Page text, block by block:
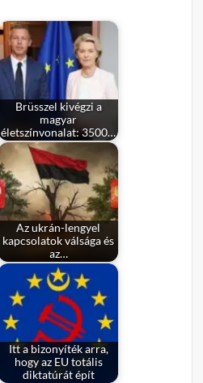
Brüsszel kivégzi a
magyar
életszínvonalat: 3500…
Az ukrán-lengyel
kapcsolatok válsága és
az…
Itt a bizonyíték arra,
hogy az EU totális
diktatúrát épít